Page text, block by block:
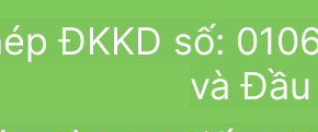
ĐKKD số:
và